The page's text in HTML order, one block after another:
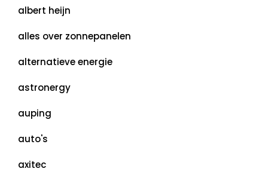
albert heijn
alles over zonnepanelen
alternatieve energie
astronergy
auping
auto's
axitec